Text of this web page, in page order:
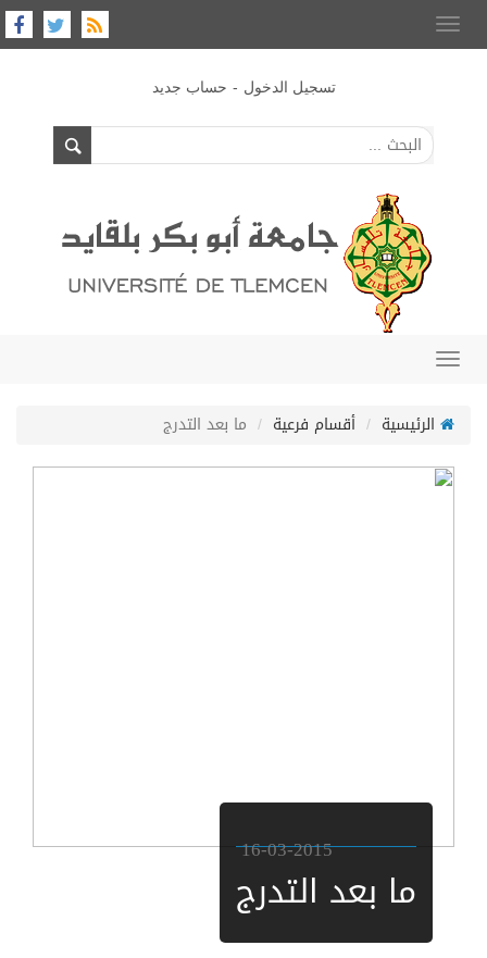
Toggle
navigation
تسجيل الدخول - حساب جديد
Toggle
الرئيسية
أقسام فرعية ما بعد التدرج
16-03-2015
ما بعد التدرج